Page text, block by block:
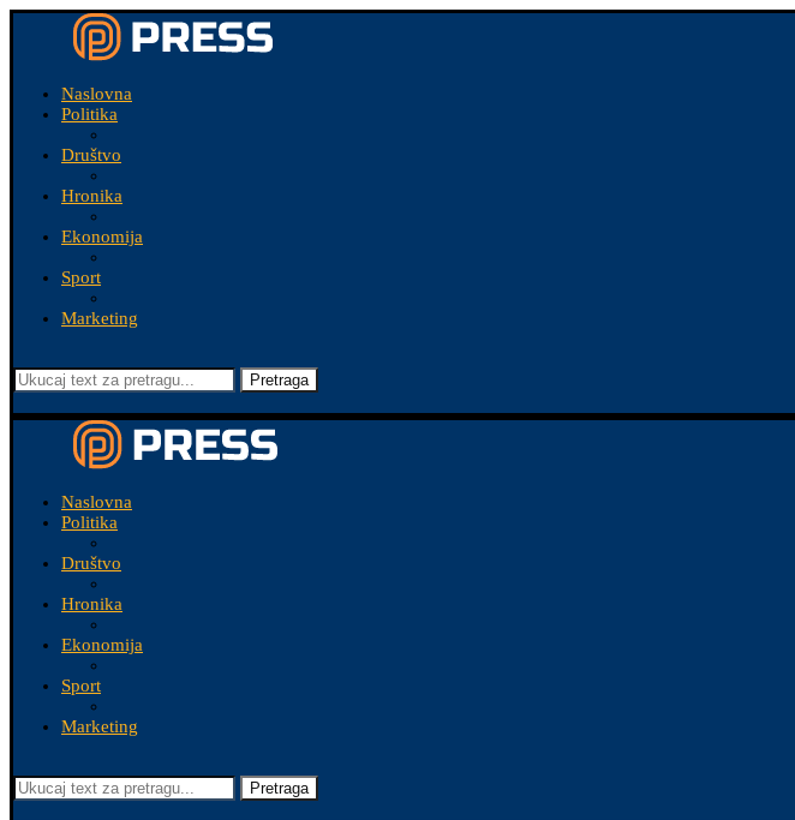
Naslovna
Politika
Društvo
Hronika
Ekonomija
Sport
Marketing
Pretraga
Naslovna
Politika
Društvo
Hronika
Ekonomija
Sport
Marketing
Pretraga